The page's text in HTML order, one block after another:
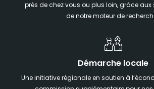
près de chez vous ou plus loin, grâce aux
de notre moteur de
Démarche locale
Une initiative régionale en soutien à